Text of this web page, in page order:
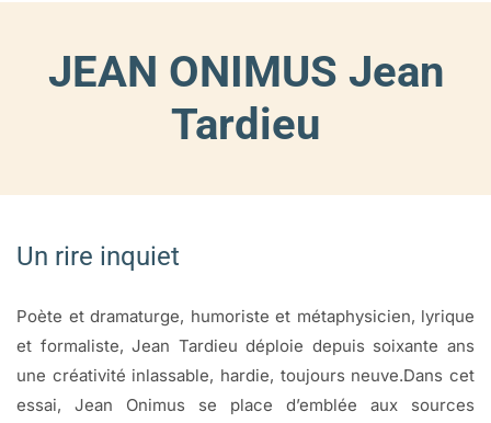
JEAN ONIMUS Jean
Tardieu
Un rire inquiet
Poète et dramaturge, humoriste et métaphysicien, lyrique
et formaliste, Jean Tardieu déploie depuis soixante ans
une créativité inlassable, hardie, toujours neuve.Dans cet
essai, Jean Onimus se place d’emblée aux sources